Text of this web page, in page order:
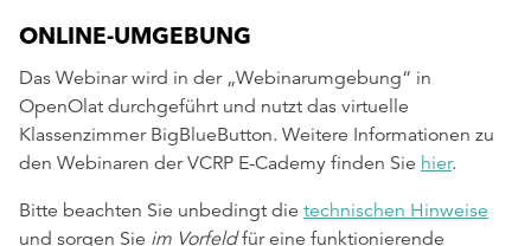
ONLINE-UMGEBUNG
Das Webinar wird in der „Webinarumgebung“ in
OpenOlat durchgeführt und nutzt das virtuelle
Klassenzimmer BigBlueButton. Weitere Informationen zu
den Webinaren der VCRP E-Cademy finden Sie hier.
Bitte beachten Sie unbedingt die technischen Hinweise
und sorgen Sie im Vorfeldfür eine funktionierende